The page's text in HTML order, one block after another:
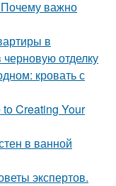
важно
в
отделку
кровать с
Creating Your
в ванной
экспертов.